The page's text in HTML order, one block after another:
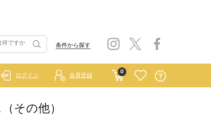
条件から探す
0
ログイン 会員登録
その他）